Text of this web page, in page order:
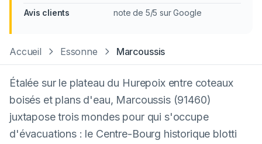
Avis clients
note de 5/5 sur Google
Accueil Essonne Marcoussis
Étalée sur le plateau du Hurepoix entre coteaux
boisés et plans d'eau, Marcoussis (91460)
juxtapose trois mondes pour qui s'occupe
d'évacuations : le Centre-Bourg historique blotti